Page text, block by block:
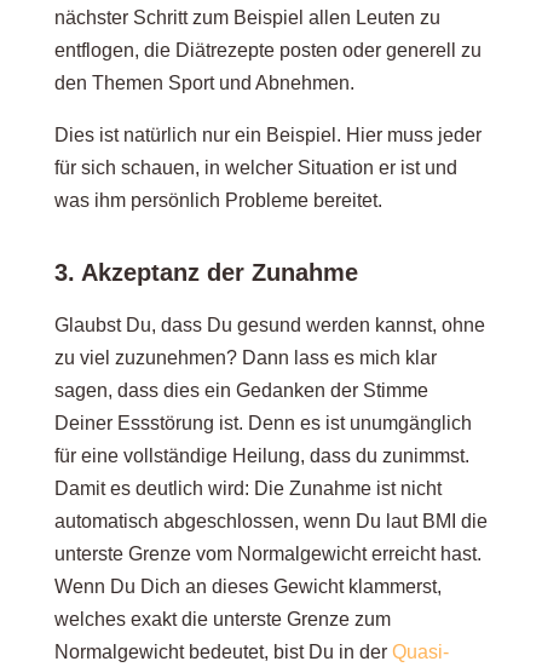
nächster Schritt zum Beispiel allen Leuten zu
entflogen, die Diätrezepte posten oder generell zu
den Themen Sport und Abnehmen.
Dies ist natürlich nur ein Beispiel. Hier muss jeder
für sich schauen, in welcher Situation er ist und
was ihm persönlich Probleme bereitet.
3. Akzeptanz der Zunahme
Glaubst Du, dass Du gesund werden kannst, ohne
zu viel zuzunehmen? Dann lass es mich klar
sagen, dass dies ein Gedanken der Stimme
Deiner Essstörung ist. Denn es ist unumgänglich
für eine vollständige Heilung, dass du zunimmst.
Damit es deutlich wird: Die Zunahme ist nicht
automatisch abgeschlossen, wenn Du laut BMI die
unterste Grenze vom Normalgewicht erreicht hast.
Wenn Du Dich an dieses Gewicht klammerst,
welches exakt die unterste Grenze zum
Normalgewicht bedeutet, bist Du in der Quasi-